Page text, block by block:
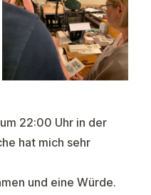
22:00 Uhr in der
hat mich sehr
und eine Würde.